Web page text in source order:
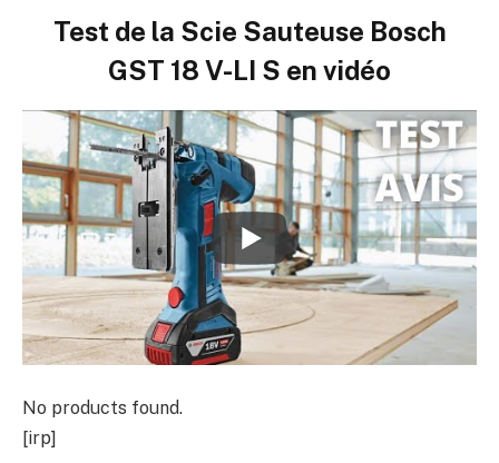
Test de la Scie Sauteuse Bosch
GST 18 V-LI S en vidéo
No products found.
[irp]